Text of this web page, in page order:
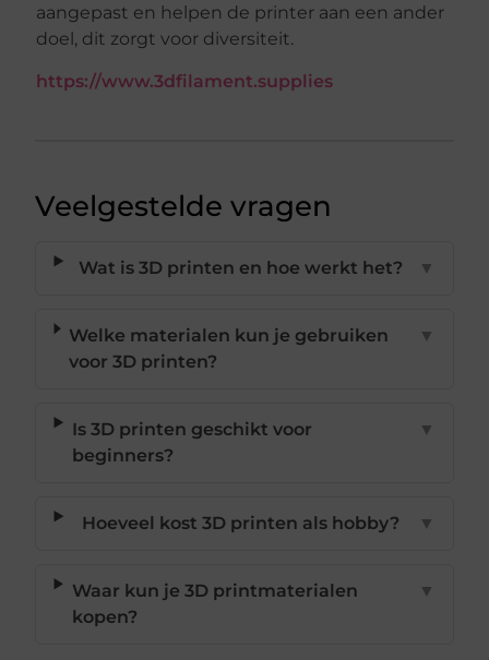
aangepast en helpen de printer aan een ander
doel, dit zorgt voor diversiteit.
https://www.3dfilament.supplies
Veelgestelde vragen
Wat is 3D printen en hoe werkt het? ▼
Welke materialen kun je gebruiken
voor 3D printen?
▼
Is 3D printen geschikt voor
beginners?
▼
Hoeveel kost 3D printen als hobby? ▼
Waar kun je 3D printmaterialen
kopen?
▼